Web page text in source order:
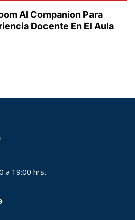
AI Companion Para
Docente En El Aula